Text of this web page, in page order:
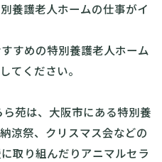
養護老人ホームの仕事がイ
すめの特別養護老人ホーム
てください。
ら苑は、大阪市にある特別養
涼祭、クリスマス会などの
取り組んだりアニマルセラ